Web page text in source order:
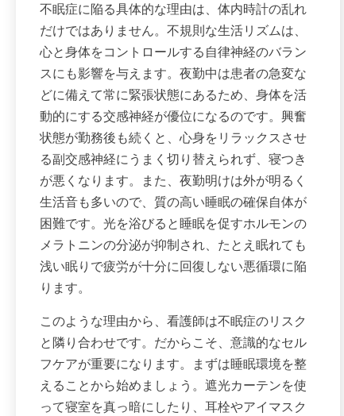
不眠症に陥る具体的な理由は、体内時計の乱れ
だけではありません。不規則な生活リズムは、
心と身体をコントロールする自律神経のバラン
スにも影響を与えます。夜勤中は患者の急変な
どに備えて常に緊張状態にあるため、身体を活
動的にする交感神経が優位になるのです。興奮
状態が勤務後も続くと、心身をリラックスさせ
る副交感神経にうまく切り替えられず、寝つき
が悪くなります。また、夜勤明けは外が明るく
生活音も多いので、質の高い睡眠の確保自体が
困難です。光を浴びると睡眠を促すホルモンの
メラトニンの分泌が抑制され、たとえ眠れても
浅い眠りで疲労が十分に回復しない悪循環に陥
ります。
このような理由から、看護師は不眠症のリスク
と隣り合わせです。だからこそ、意識的なセル
フケアが重要になります。まずは睡眠環境を整
えることから始めましょう。遮光カーテンを使
って寝室を真っ暗にしたり、耳栓やアイマスク